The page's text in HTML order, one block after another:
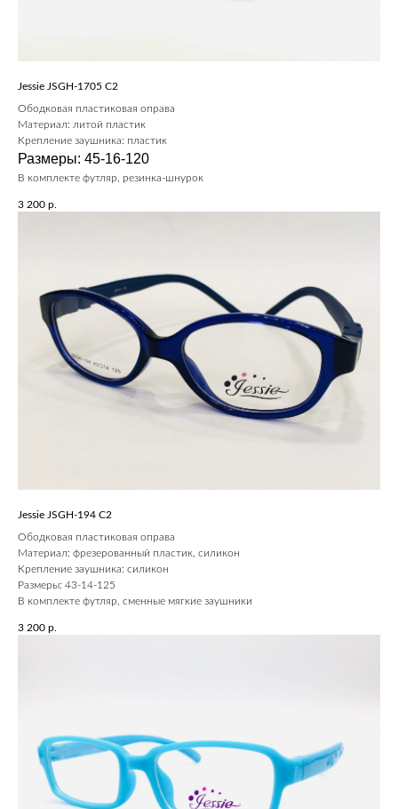
Jessie JSGH-1705 C2
Ободковая пластиковая оправа
Материал: литой пластик
Крепление заушника: пластик
Размеры: 45-16-120
В комплекте футляр, резинка-шнурок
3 200 р.
Jessie JSGH-194 C2
Ободковая пластиковая оправа
Материал: фрезерованный пластик, силикон
Крепление заушника: силикон
Размеры: 43-14-125
В комплекте футляр, сменные мягкие заушники
3 200 р.